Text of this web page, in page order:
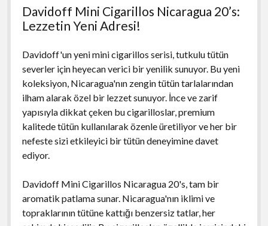
Davidoff Mini Cigarillos Nicaragua 20’s:
Lezzetin Yeni Adresi!
Davidoff'un yeni mini cigarillos serisi, tutkulu tütün
severler için heyecan verici bir yenilik sunuyor. Bu yeni
koleksiyon, Nicaragua'nın zengin tütün tarlalarından
ilham alarak özel bir lezzet sunuyor. İnce ve zarif
yapısıyla dikkat çeken bu cigarilloslar, premium
kalitede tütün kullanılarak özenle üretiliyor ve her bir
nefeste sizi etkileyici bir tütün deneyimine davet
ediyor.
Davidoff Mini Cigarillos Nicaragua 20's, tam bir
aromatik patlama sunar. Nicaragua'nın iklimi ve
topraklarının tütüne kattığı benzersiz tatlar, her